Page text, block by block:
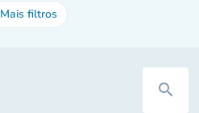
Mais filtros
search